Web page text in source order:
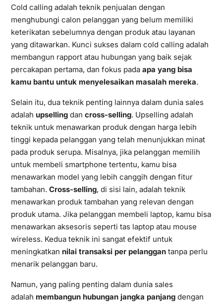
Cold calling adalah teknik penjualan dengan
menghubungi calon pelanggan yang belum memiliki
keterikatan sebelumnya dengan produk atau layanan
yang ditawarkan. Kunci sukses dalam cold calling adalah
membangun rapport atau hubungan yang baik sejak
percakapan pertama, dan fokus pada apa yang bisa
kamu bantu untuk menyelesaikan masalah mereka.
Selain itu, dua teknik penting lainnya dalam dunia sales
adalah upsellingdan cross-selling. Upselling adalah
teknik untuk menawarkan produk dengan harga lebih
tinggi kepada pelanggan yang telah menunjukkan minat
pada produk serupa. Misalnya, jika pelanggan memilih
untuk membeli smartphone tertentu, kamu bisa
menawarkan model yang lebih canggih dengan fitur
tambahan. Cross-selling, di sisi lain, adalah teknik
menawarkan produk tambahan yang relevan dengan
produk utama. Jika pelanggan membeli laptop, kamu bisa
menawarkan aksesoris seperti tas laptop atau mouse
wireless. Kedua teknik ini sangat efektif untuk
meningkatkan nilai transaksi per pelanggantanpa perlu
menarik pelanggan baru.
Namun, yang paling penting dalam dunia sales
adalah membangun hubungan jangka panjangdengan